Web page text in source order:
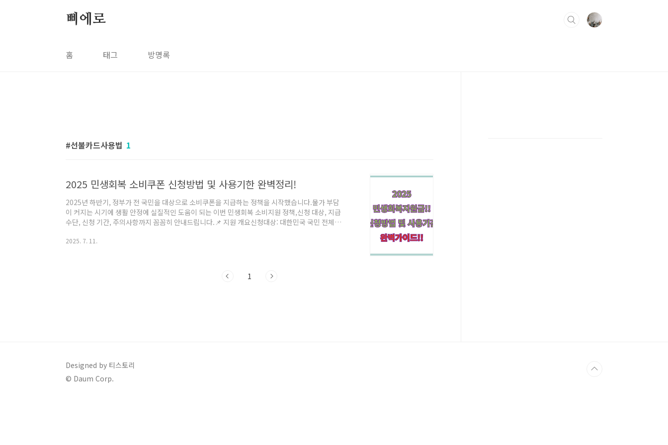
삐에로
홈 태그 방명록
선불카드사용법 1
2025 민생회복 소비쿠폰 신청방법 및 사용기한 완벽정리!
2025년 하반기, 정부가 전 국민을 대상으로 소비쿠폰을 지급하는 정책을 시작했습니다.물가 부담
이 커지는 시기에 생활 안정에 실질적인 도움이 되는 이번 민생회복 소비지원 정책,신청 대상, 지급
수단, 신청 기간, 주의사항까지 꼼꼼히 안내드립니다.📌 지원 개요신청대상: 대한민국 국민 전체지
택 가능지급 수단은 신청자가 직접 고를 수 있으며, 온라인 및 오프라인 신청 모두 가능합니다.🗓️
2025. 7. 11.
1
Designed by 티스토리
© Daum Corp.